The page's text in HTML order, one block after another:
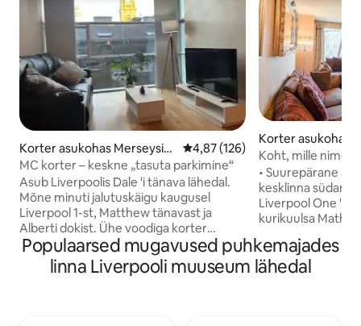
Korter asukohas Merseysid
e
Keskmine hinnang 4,87/5, 126
4,87 (126)
MC korter – keskne „tasuta parkimine“
Asub Liverpoolis Dale 'i tänava lähedal.
Mõne minuti jalutuskäigu kaugusel
Liverpool 1-st, Matthew tänavast ja
Alberti dokist. Ühe voodiga korter
suletud alal, kus on tasuta parkimine.
Sisaldab koridori, elutuba, magamistuba
ja vannituba. Ideaalne ühele inimesele
Korter asukohas
e
Koht, mille nimel
südames
• Suurepärane
kesklinna
Liverpool One
kurikuulsa
lugemiseks ning
söögikohad • 2
Populaarsed mugavused puhkemajades
linna Liverpooli muuseum lähedal